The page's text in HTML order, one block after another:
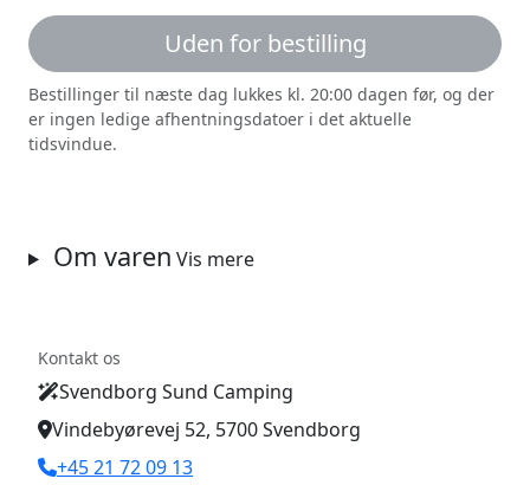
Uden for bestilling
Bestillinger til næste dag lukkes kl. 20:00 dagen før, og der
er ingen ledige afhentningsdatoer i det aktuelle
tidsvindue.
Om varen Vis mere
Kontakt os
Svendborg Sund Camping
Vindebyørevej 52, 5700 Svendborg
+45 21 72 09 13